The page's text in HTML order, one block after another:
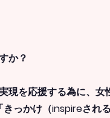
か？
現を応援する為に、女
っかけ（inspireされ